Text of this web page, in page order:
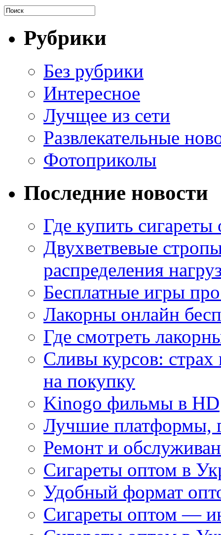
Рубрики
Без рубрики
Интересное
Лучщее из сети
Развлекательные
Фотоприколы
Последние новости
Где купить
Двухветвевые
распределения
Бесплатные игры
Лакорны онлайн
Где смотреть
Сливы курсов:
на покупку
Kinogo фильмы в HD
Лучшие платформы,
Ремонт и
Сигареты оптом в
Удобный формат
Сигареты оптом —